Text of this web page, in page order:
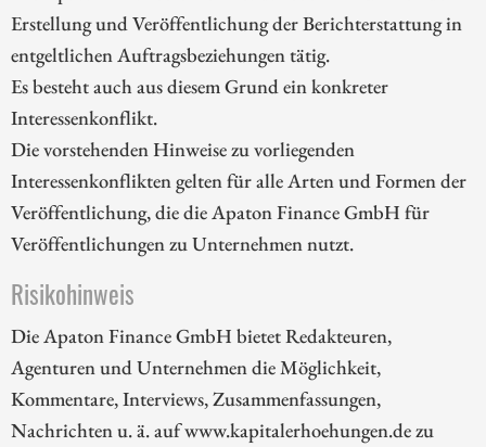
Erstellung und Veröffentlichung der Berichterstattung in
entgeltlichen Auftragsbeziehungen tätig.
Es besteht auch aus diesem Grund ein konkreter
Interessenkonflikt.
Die vorstehenden Hinweise zu vorliegenden
Interessenkonflikten gelten für alle Arten und Formen der
Veröffentlichung, die die Apaton Finance GmbH für
Veröffentlichungen zu Unternehmen nutzt.
Risikohinweis
Die Apaton Finance GmbH bietet Redakteuren,
Agenturen und Unternehmen die Möglichkeit,
Kommentare, Interviews, Zusammenfassungen,
Nachrichten u. ä. auf www.kapitalerhoehungen.de zu